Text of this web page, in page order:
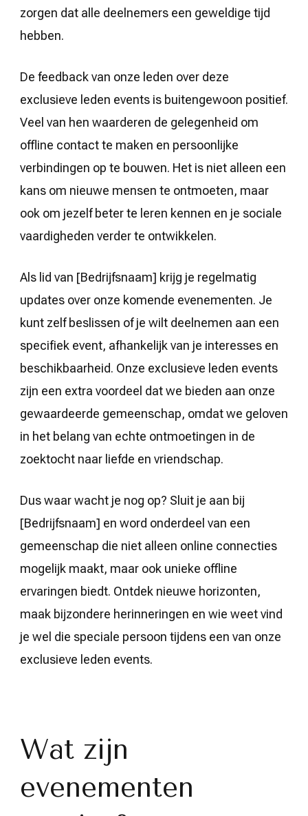
zorgen dat alle deelnemers een geweldige tijd
hebben.
De feedback van onze leden over deze
exclusieve leden events is buitengewoon positief.
Veel van hen waarderen de gelegenheid om
offline contact te maken en persoonlijke
verbindingen op te bouwen. Het is niet alleen een
kans om nieuwe mensen te ontmoeten, maar
ook om jezelf beter te leren kennen en je sociale
vaardigheden verder te ontwikkelen.
Als lid van [Bedrijfsnaam] krijg je regelmatig
updates over onze komende evenementen. Je
kunt zelf beslissen of je wilt deelnemen aan een
specifiek event, afhankelijk van je interesses en
beschikbaarheid. Onze exclusieve leden events
zijn een extra voordeel dat we bieden aan onze
gewaardeerde gemeenschap, omdat we geloven
in het belang van echte ontmoetingen in de
zoektocht naar liefde en vriendschap.
Dus waar wacht je nog op? Sluit je aan bij
[Bedrijfsnaam] en word onderdeel van een
gemeenschap die niet alleen online connecties
mogelijk maakt, maar ook unieke offline
ervaringen biedt. Ontdek nieuwe horizonten,
maak bijzondere herinneringen en wie weet vind
je wel die speciale persoon tijdens een van onze
exclusieve leden events.
Wat zijn
evenementen